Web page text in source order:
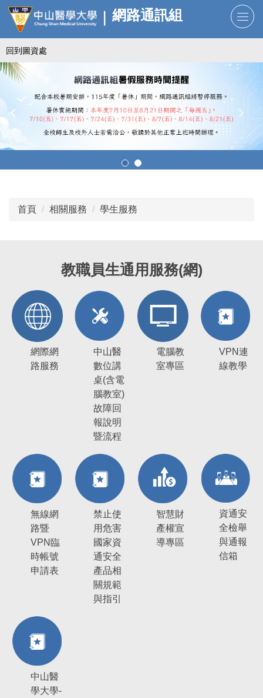
跳
到
主
要
內
容
網路通訊組
回到圖資處
首頁 相關服務 學生服務
教職員生通用服務(網)
網際網
路服務
中山醫
數位講
桌(含電
腦教室)
故障回
報說明
暨流程
電腦教
室專區
VPN連
線教學
無線網
路暨
VPN臨
時帳號
申請表
禁止使
用危害
國家資
通安全
產品相
關規範
與指引
智慧財
產權宣
導專區
資通安
全檢舉
與通報
信箱
中山醫
學大學-